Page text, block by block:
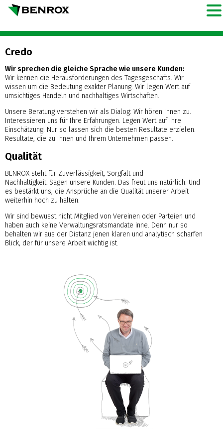
Credo
Wir sprechen die gleiche Sprache wie unsere Kunden:
Wir kennen die Herausforderungen des Tagesgeschäfts. Wir
wissen um die Bedeutung exakter Planung. Wir legen Wert auf
umsichtiges Handeln und nachhaltiges Wirtschaften.
Unsere Beratung verstehen wir als Dialog: Wir hören Ihnen zu.
Interessieren uns für Ihre Erfahrungen. Legen Wert auf Ihre
Einschätzung. Nur so lassen sich die besten Resultate erzielen.
Resultate, die zu Ihnen und Ihrem Unternehmen passen.
Qualität
BENROX steht für Zuverlässigkeit, Sorgfalt und
Nachhaltigkeit. Sagen unsere Kunden. Das freut uns natürlich. Und
es bestärkt uns, die Ansprüche an die Qualität unserer Arbeit
weiterhin hoch zu halten.
Wir sind bewusst nicht Mitglied von Vereinen oder Parteien und
haben auch keine Verwaltungsratsmandate inne. Denn nur so
behalten wir aus der Distanz jenen klaren und analytisch scharfen
Blick, der für unsere Arbeit wichtig ist.